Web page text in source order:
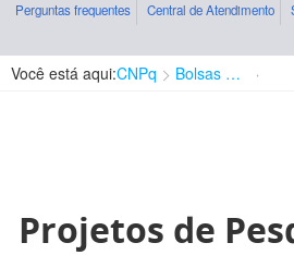
Perguntas frequentes Central de Atendimento
Você está aqui:CNPq Bolsas e Auxílios Vigentes
Projetos de